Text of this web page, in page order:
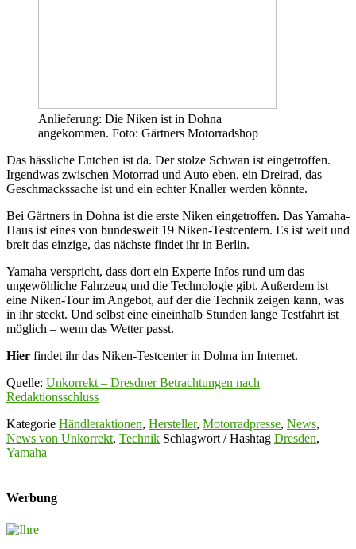
Anlieferung: Die Niken ist in Dohna
angekommen. Foto: Gärtners Motorradshop
Das hässliche Entchen ist da. Der stolze Schwan ist eingetroffen.
Irgendwas zwischen Motorrad und Auto eben, ein Dreirad, das
Geschmackssache ist und ein echter Knaller werden könnte.
Bei Gärtners in Dohna ist die erste Niken eingetroffen. Das Yamaha-
Haus ist eines von bundesweit 19 Niken-Testcentern. Es ist weit und
breit das einzige, das nächste findet ihr in Berlin.
Yamaha verspricht, dass dort ein Experte Infos rund um das
ungewöhliche Fahrzeug und die Technologie gibt. Außerdem ist
eine Niken-Tour im Angebot, auf der die Technik zeigen kann, was
in ihr steckt. Und selbst eine eineinhalb Stunden lange Testfahrt ist
möglich – wenn das Wetter passt.
Hier findet ihr das Niken-Testcenter in Dohna im Internet.
Quelle: Unkorrekt – Dresdner Betrachtungen nach
Redaktionsschluss
Kategorie Händleraktionen, Hersteller, Motorradpresse, News,
News von Unkorrekt, Technik Schlagwort / Hashtag Dresden,
Yamaha
Werbung